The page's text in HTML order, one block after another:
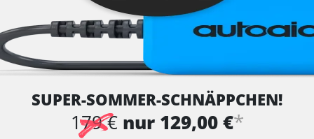
SUPER-SOMMER-SCHNÄPPCHEN!
179 € nur 129,00 €*